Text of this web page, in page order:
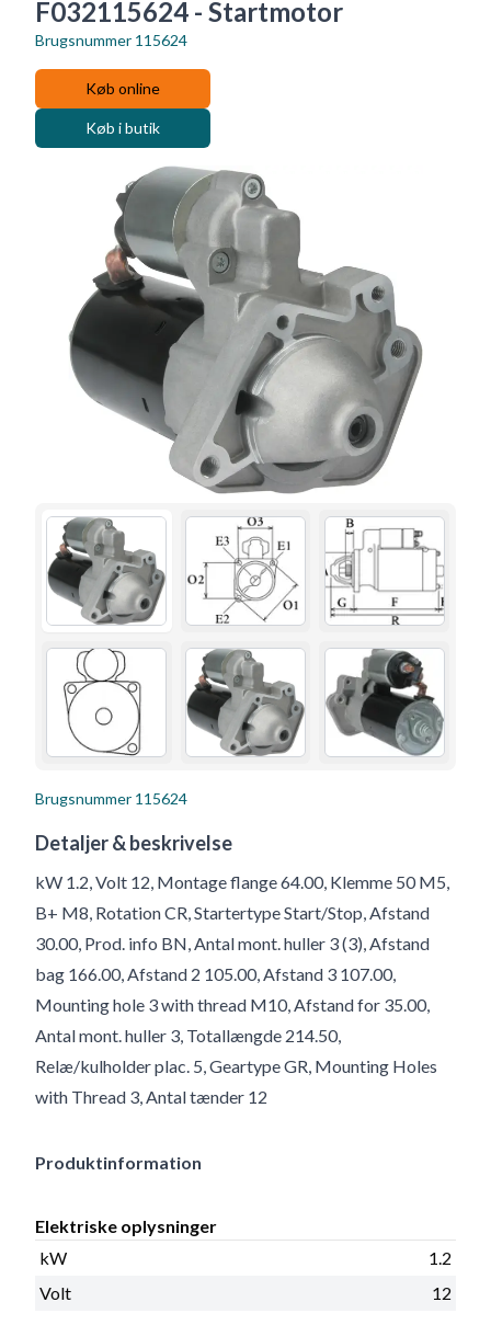
F032115624 - Startmotor
Brugsnummer 115624
Køb online
Køb i butik
Brugsnummer 115624
Detaljer & beskrivelse
kW 1.2, Volt 12, Montage flange 64.00, Klemme 50 M5,
B+ M8, Rotation CR, Startertype Start/Stop, Afstand
30.00, Prod. info BN, Antal mont. huller 3 (3), Afstand
bag 166.00, Afstand 2 105.00, Afstand 3 107.00,
Mounting hole 3 with thread M10, Afstand for 35.00,
Antal mont. huller 3, Totallængde 214.50,
Relæ/kulholder plac. 5, Geartype GR, Mounting Holes
with Thread 3, Antal tænder 12
Produktinformation
Elektriske oplysninger
kW
1.2
Volt
12